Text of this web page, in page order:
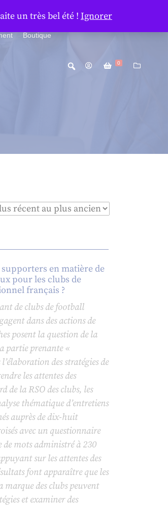
Boutique
0
supporters en matière de
pour les clubs de
français ?
de clubs de football
dans des actions de
posent la question de la
partie prenante «
des stratégies de
les attentes des
de la RSO des clubs, les
thématique d’entretiens
auprès de dix-huit
avec un questionnaire
de mots administré à 230
sur les attentes des
font apparaître que les
marque des clubs peuvent
et examiner des
un très bel été ! Ignorer